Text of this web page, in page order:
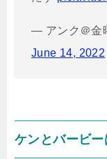
— アンク＠金
June 14, 2022
ケンとバービ